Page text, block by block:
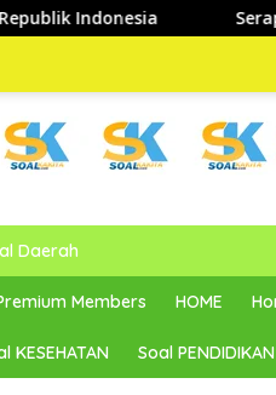
Serap Aspirasi Dapil V,
Daerah
Members HOME
KESEHATAN Soal PENDIDIKAN